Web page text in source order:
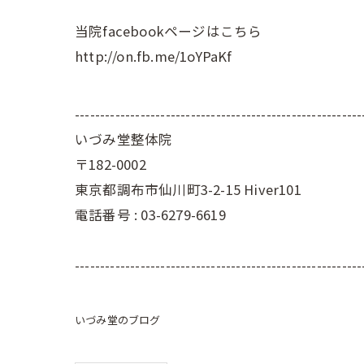
当院facebookページはこちら
http://on.fb.me/1oYPaKf
いづみ堂整体院
〒182-0002
東京都調布市仙川町3-2-15 Hiver101
電話番号 : 03-6279-6619
いづみ堂のブログ